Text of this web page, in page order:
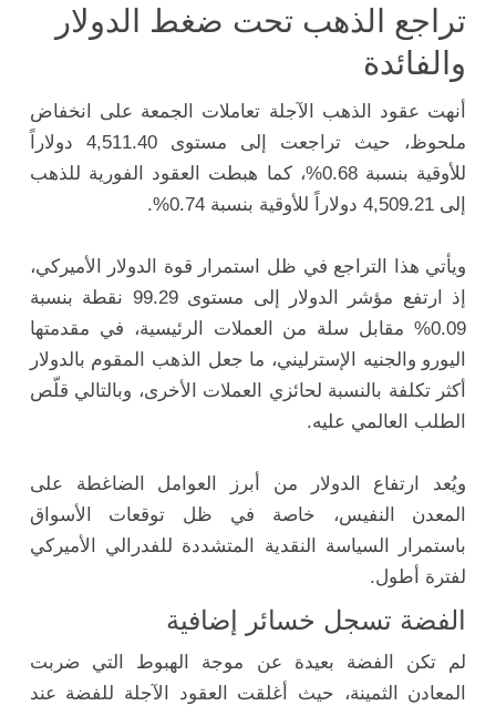
تراجع الذهب تحت ضغط الدولار
والفائدة
أنهت عقود الذهب الآجلة تعاملات الجمعة على انخفاض
ملحوظ، حيث تراجعت إلى مستوى 4,511.40 دولاراً
للأوقية بنسبة 0.68%، كما هبطت العقود الفورية للذهب
إلى 4,509.21 دولاراً للأوقية بنسبة 0.74%.
ويأتي هذا التراجع في ظل استمرار قوة الدولار الأميركي،
إذ ارتفع مؤشر الدولار إلى مستوى 99.29 نقطة بنسبة
0.09% مقابل سلة من العملات الرئيسية، في مقدمتها
اليورو والجنيه الإسترليني، ما جعل الذهب المقوم بالدولار
أكثر تكلفة بالنسبة لحائزي العملات الأخرى، وبالتالي قلّص
الطلب العالمي عليه.
ويُعد ارتفاع الدولار من أبرز العوامل الضاغطة على
المعدن النفيس، خاصة في ظل توقعات الأسواق
باستمرار السياسة النقدية المتشددة للفدرالي الأميركي
لفترة أطول.
الفضة تسجل خسائر إضافية
لم تكن الفضة بعيدة عن موجة الهبوط التي ضربت
المعادن الثمينة، حيث أغلقت العقود الآجلة للفضة عند